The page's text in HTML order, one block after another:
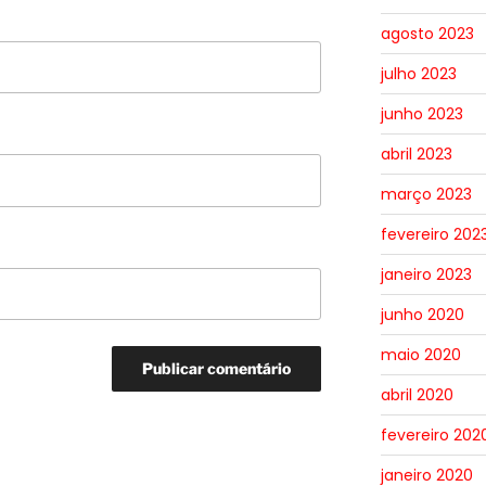
agosto 2023
julho 2023
junho 2023
abril 2023
março 2023
fevereiro
janeiro 2023
junho 2020
maio 2020
abril 2020
fevereiro
janeiro 2020